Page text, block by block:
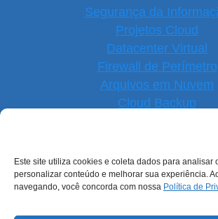
Este site utiliza cookies e coleta dados para analisar
personalizar conteúdo e melhorar sua experiência.
navegando, você concorda com nossa Política de
Segurança da
Projetos Cloud
Datacenter Virtual
Firewall de Perímetro
Arquivos em Nuvem
Cloud Backup
Monitoramento de